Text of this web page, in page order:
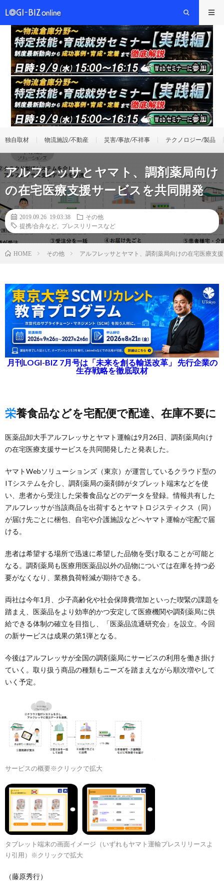
独自取材 物流施設/不動産 災害/事故/不祥事 テクノロジー/製品
アルフレッサとヤマト、調剤薬局向け
の在宅医療支援サービスを共同開発
2019.09.26 19:03:38
その他
提携/合弁など
プレスリリースなど
HOME その他 アルフレッサとヤマト、調剤薬局向けの在宅医療支
月刊LOGI-BIZ 7月号は「未来を創る輸送改革」 先行企業の
生存戦略を徹底取材
栄養食品などを宅配便で配達、在庫不要に
医薬品卸大手アルフレッサとヤマト運輸は9月26日、調剤薬局向け
の在宅医療支援サービスを共同開発したと発表した。
ヤマトWebソリューションズ（東京）が運営しているクラウド型の
ITシステムを介し、調剤薬局の薬剤師がタブレット端末などを使
い、患者から受注した栄養食品などのデータを登録。情報共有した
アルフレッサが当該商品を出荷するとヤマトロジスティクス（同）
が届け先ごとに梱包、自宅や介護施設などへヤマト運輸が宅配で届
ける。
患者は希望する場所で迅速に希望した品物を受け取ることが可能と
なる。調剤薬局も医療用医薬品以外の品物については在庫を持つ必
要がなくなり、業務負荷軽減が期待できる。
両社は今年1月、少子高齢化や社会保障費増加といった喫緊の課題を
踏まえ、医薬品をより効率的かつ安定して医療機関や調剤薬局に供
給できる体制の確立を目指し、「医薬品流通研究会」を設立。今回
の新サービスは成果の第1弾となる。
今後はアルフレッサが全国の調剤薬局にサービスの利用を働き掛け
ていく。取り扱う商品の種類もニーズを踏まえながら順次増やして
いく予定。
サービスの概要※クリックで拡大
タブレット端末の画面イメージ（いずれもヤマト運輸プレスリリースよ
り引用）※クリックで拡大
（藤原秀行）